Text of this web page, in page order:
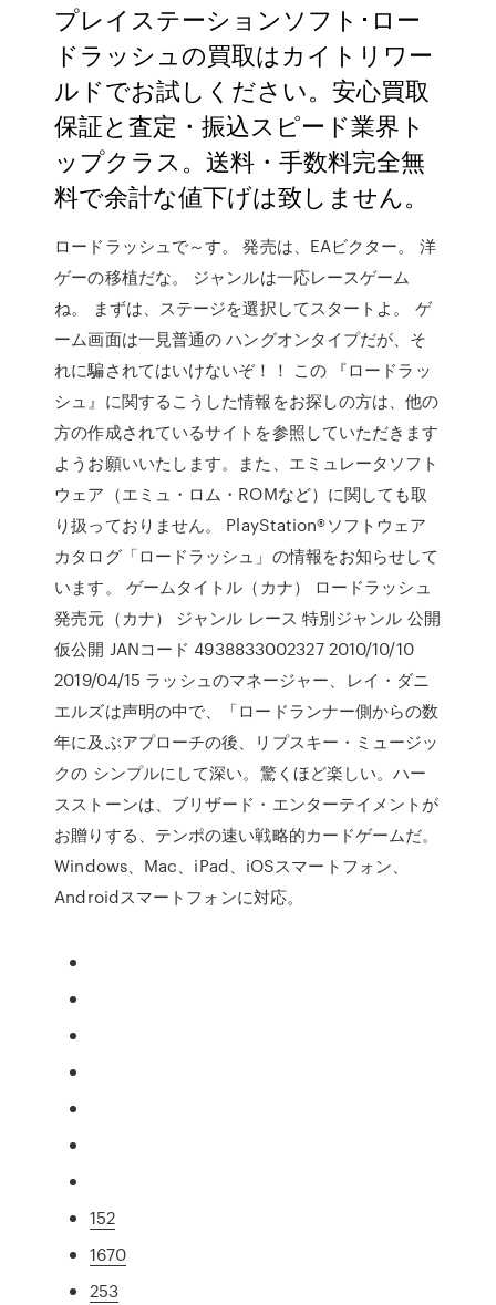
プレイステーションソフト･ロー
ドラッシュの買取はカイトリワー
ルドでお試しください。安心買取
保証と査定・振込スピード業界ト
ップクラス。送料・手数料完全無
料で余計な値下げは致しません。
ロードラッシュで～す。 発売は、EAビクター。 洋
ゲーの移植だな。 ジャンルは一応レースゲーム
ね。 まずは、ステージを選択してスタートよ。 ゲ
ーム画面は一見普通の ハングオンタイプだが、そ
れに騙されてはいけないぞ！！ この 『ロードラッ
シュ』に関するこうした情報をお探しの方は、他の
方の作成されているサイトを参照していただきます
ようお願いいたします。また、エミュレータソフト
ウェア（エミュ・ロム・ROMなど）に関しても取
り扱っておりません。 PlayStation®ソフトウェア
カタログ「ロードラッシュ」の情報をお知らせして
います。 ゲームタイトル（カナ） ロードラッシュ
発売元（カナ） ジャンル レース 特別ジャンル 公開
仮公開 JANコード 4938833002327 2010/10/10
2019/04/15 ラッシュのマネージャー、レイ・ダニ
エルズは声明の中で、「ロードランナー側からの数
年に及ぶアプローチの後、リプスキー・ミュージッ
クの シンプルにして深い。驚くほど楽しい。ハー
スストーンは、ブリザード・エンターテイメントが
お贈りする、テンポの速い戦略的カードゲームだ。
Windows、Mac、iPad、iOSスマートフォン、
Androidスマートフォンに対応。
152
1670
253